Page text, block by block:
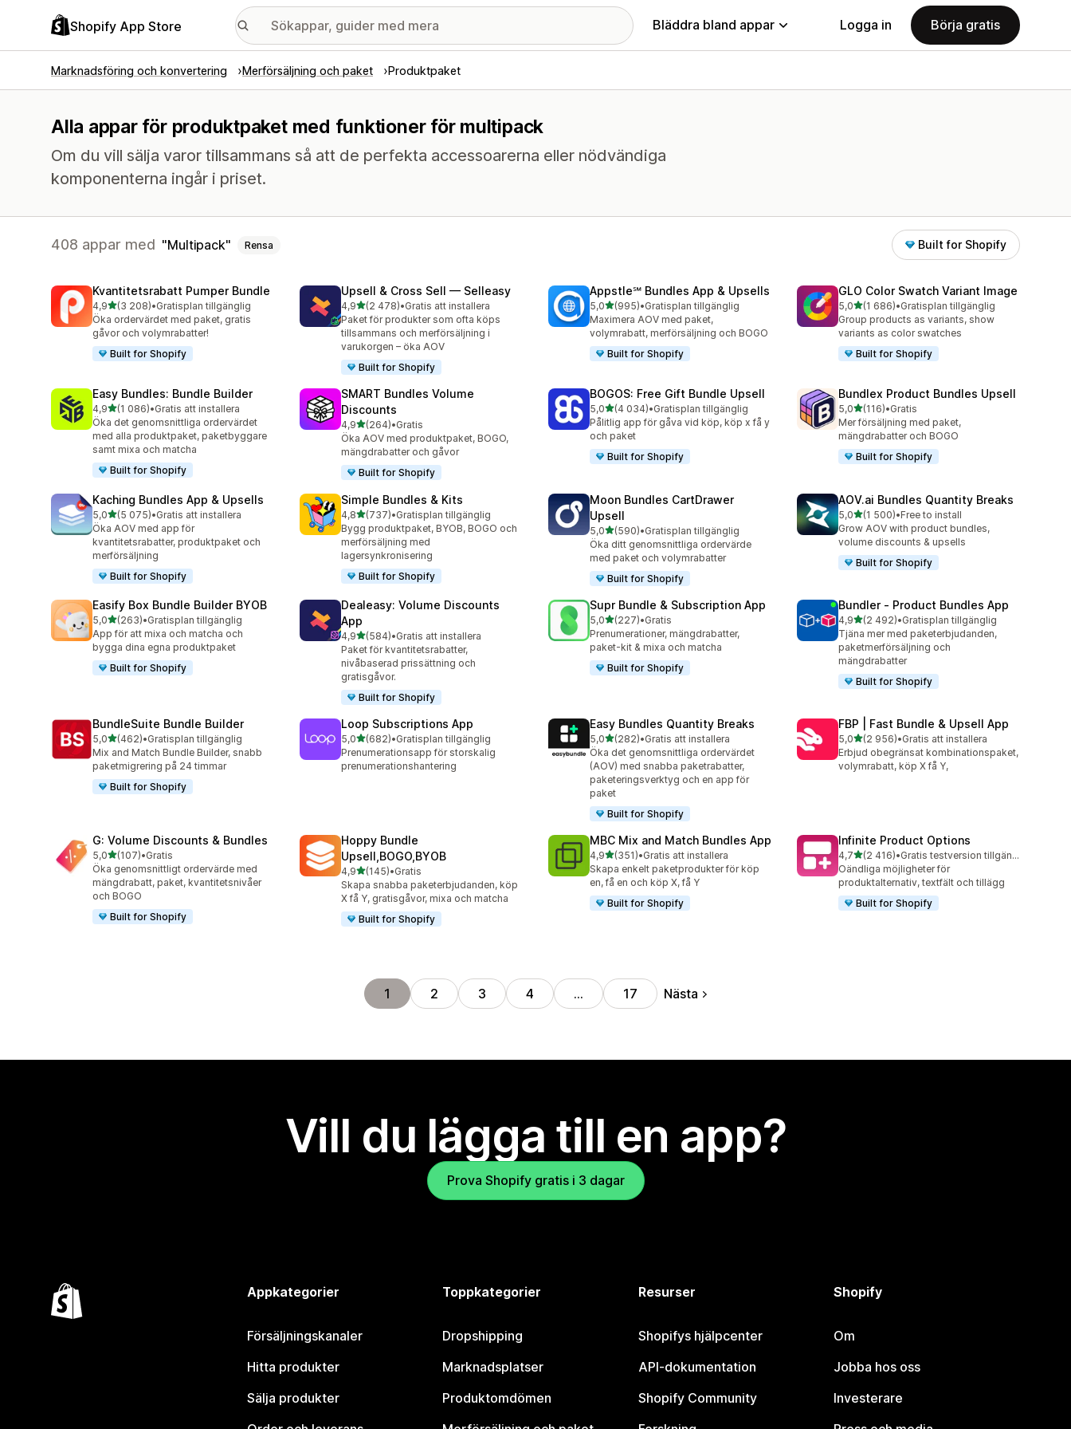
Shopify App Store Bläddra bland appar Logga in Börja gratis
Marknadsföring och konvertering Merförsäljning och paket Produktpaket
Alla appar för produktpaket med funktioner för multipack
Om du vill sälja varor tillsammans så att de perfekta accessoarerna eller nödvändiga
komponenterna ingår i priset.
408 appar med Multipack Rensa Built for Shopify
Kvantitetsrabatt Pumper Bundle
4,9av 5 stjärnor
(3 208)
3208 recensioner totalt
•Gratisplan tillgänglig
Öka ordervärdet med paket, gratis
gåvor och volymrabatter!
Built for Shopify
Upsell & Cross Sell — Selleasy
4,9av 5 stjärnor
(2 478)
2478 recensioner totalt
•Gratis att installera
Paket för produkter som ofta köps
tillsammans och merförsäljning i
varukorgen – öka AOV
Built for Shopify
Appstle℠ Bundles App & Upsells
5,0av 5 stjärnor
(995)
995 recensioner totalt
•Gratisplan tillgänglig
Maximera AOV med paket,
volymrabatt, merförsäljning och BOGO
Built for Shopify
GLO Color Swatch Variant Image
5,0av 5 stjärnor
(1 686)
1686 recensioner totalt
•Gratisplan tillgänglig
Group products as variants, show
variants as color swatches
Built for Shopify
Easy Bundles: Bundle Builder
4,9av 5 stjärnor
(1 086)
1086 recensioner totalt
•Gratis att installera
Öka det genomsnittliga ordervärdet
med alla produktpaket, paketbyggare
samt mixa och matcha
Built for Shopify
SMART Bundles Volume
Discounts
4,9av 5 stjärnor
(264)
264 recensioner totalt
•Gratis
Öka AOV med produktpaket, BOGO,
mängdrabatter och gåvor
Built for Shopify
BOGOS: Free Gift Bundle Upsell
5,0av 5 stjärnor
(4 034)
4034 recensioner totalt
•Gratisplan tillgänglig
Pålitlig app för gåva vid köp, köp x få y
och paket
Built for Shopify
Bundlex Product Bundles Upsell
5,0av 5 stjärnor
(116)
116 recensioner totalt
•Gratis
Mer försäljning med paket,
mängdrabatter och BOGO
Built for Shopify
Kaching Bundles App & Upsells
5,0av 5 stjärnor
(5 075)
5075 recensioner totalt
•Gratis att installera
Öka AOV med app för
kvantitetsrabatter, produktpaket och
merförsäljning
Built for Shopify
Simple Bundles & Kits
4,8av 5 stjärnor
(737)
737 recensioner totalt
•Gratisplan tillgänglig
Bygg produktpaket, BYOB, BOGO och
merförsäljning med
lagersynkronisering
Built for Shopify
Moon Bundles CartDrawer
Upsell
5,0av 5 stjärnor
(590)
590 recensioner totalt
•Gratisplan tillgänglig
Öka ditt genomsnittliga ordervärde
med paket och volymrabatter
Built for Shopify
AOV.ai Bundles Quantity Breaks
5,0av 5 stjärnor
(1 500)
1500 recensioner totalt
•Free to install
Grow AOV with product bundles,
volume discounts & upsells
Built for Shopify
Easify Box Bundle Builder BYOB
5,0av 5 stjärnor
(263)
263 recensioner totalt
•Gratisplan tillgänglig
App för att mixa och matcha och
bygga dina egna produktpaket
Built for Shopify
Dealeasy: Volume Discounts
App
4,9av 5 stjärnor
(584)
584 recensioner totalt
•Gratis att installera
Paket för kvantitetsrabatter,
nivåbaserad prissättning och
gratisgåvor.
Built for Shopify
Supr Bundle & Subscription App
5,0av 5 stjärnor
(227)
227 recensioner totalt
•Gratis
Prenumerationer, mängdrabatter,
paket-kit & mixa och matcha
Built for Shopify
Bundler ‑ Product Bundles App
4,9av 5 stjärnor
(2 492)
2492 recensioner totalt
•Gratisplan tillgänglig
Tjäna mer med paketerbjudanden,
paketmerförsäljning och
mängdrabatter
Built for Shopify
BundleSuite Bundle Builder
5,0av 5 stjärnor
(462)
462 recensioner totalt
•Gratisplan tillgänglig
Mix and Match Bundle Builder, snabb
paketmigrering på 24 timmar
Built for Shopify
Loop Subscriptions App
5,0av 5 stjärnor
(682)
682 recensioner totalt
•Gratisplan tillgänglig
Prenumerationsapp för storskalig
prenumerationshantering
Easy Bundles Quantity Breaks
5,0av 5 stjärnor
(282)
282 recensioner totalt
•Gratis att installera
Öka det genomsnittliga ordervärdet
(AOV) med snabba paketrabatter,
paketeringsverktyg och en app för
paket
Built for Shopify
FBP | Fast Bundle & Upsell App
5,0av 5 stjärnor
(2 956)
2956 recensioner totalt
•Gratis att installera
Erbjud obegränsat kombinationspaket,
volymrabatt, köp X få Y,
G: Volume Discounts & Bundles
5,0av 5 stjärnor
(107)
107 recensioner totalt
•Gratis
Öka genomsnittligt ordervärde med
mängdrabatt, paket, kvantitetsnivåer
och BOGO
Built for Shopify
Hoppy Bundle
Upsell,BOGO,BYOB
4,9av 5 stjärnor
(145)
145 recensioner totalt
•Gratis
Skapa snabba paketerbjudanden, köp
X få Y, gratisgåvor, mixa och matcha
Built for Shopify
MBC Mix and Match Bundles App
4,9av 5 stjärnor
(351)
351 recensioner totalt
•Gratis att installera
Skapa enkelt paketprodukter för köp
en, få en och köp X, få Y
Built for Shopify
Infinite Product Options
4,7av 5 stjärnor
(2 416)
2416 recensioner totalt
•
Gratis testversion tillgänglig
Oändliga möjligheter för
produktalternativ, textfält och tillägg
Built for Shopify
1 2 3 4 … 17 Nästa
Vill du lägga till en app?
Prova Shopify gratis i 3 dagar
Appkategorier
Försäljningskanaler
Hitta produkter
Sälja produkter
Toppkategorier
Dropshipping
Marknadsplatser
Produktomdömen
Resurser
Shopifys hjälpcenter
API-dokumentation
Shopify Community
Shopify
Om
Jobba hos oss
Investerare